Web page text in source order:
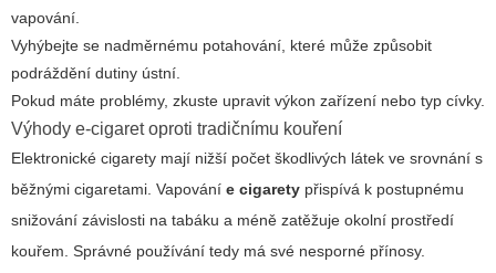
vapování.
Vyhýbejte se nadměrnému potahování, které může způsobit
podráždění dutiny ústní.
Pokud máte problémy, zkuste upravit výkon zařízení nebo typ cívky.
Výhody e-cigaret oproti tradičnímu kouření
Elektronické cigarety mají nižší počet škodlivých látek ve srovnání s
běžnými cigaretami. Vapování e cigarety přispívá k postupnému
snižování závislosti na tabáku a méně zatěžuje okolní prostředí
kouřem. Správné používání tedy má své nesporné přínosy.